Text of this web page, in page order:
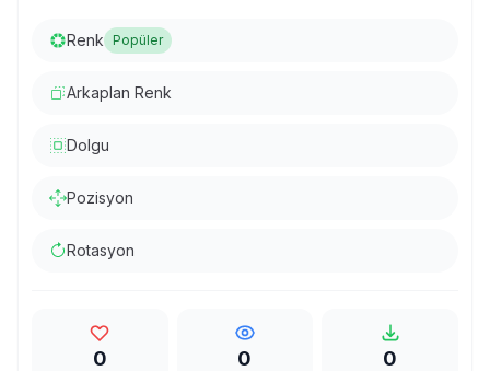
Renk Popüler
Arkaplan Renk
Dolgu
Pozisyon
Rotasyon
0 0 0